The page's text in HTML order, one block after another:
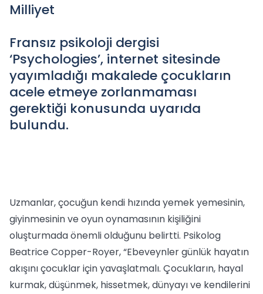
Milliyet
Fransız psikoloji dergisi
‘Psychologies’, internet sitesinde
yayımladığı makalede çocukların
acele etmeye zorlanmaması
gerektiği konusunda uyarıda
bulundu.
Uzmanlar, çocuğun kendi hızında yemek yemesinin,
giyinmesinin ve oyun oynamasının kişiliğini
oluşturmada önemli olduğunu belirtti. Psikolog
Beatrice Copper-Royer, “Ebeveynler günlük hayatın
akışını çocuklar için yavaşlatmalı. Çocukların, hayal
kurmak, düşünmek, hissetmek, dünyayı ve kendilerini